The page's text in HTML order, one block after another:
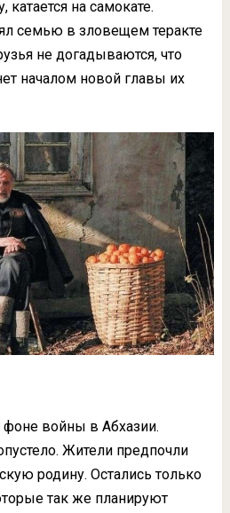
на самокате.
семью в зловещем теракте
не догадываются, что
началом новой главы их
войны в Абхазии.
Жители предпочли
родину. Остались только
так же планируют